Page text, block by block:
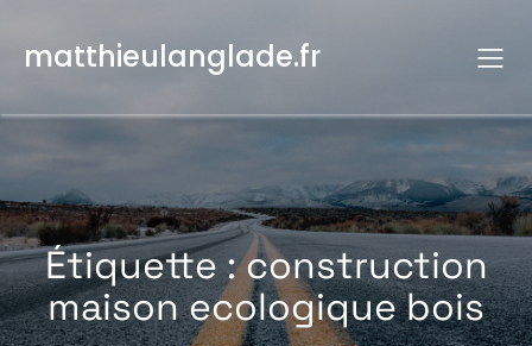
contenu
matthieulanglade.fr
Étiquette :construction
maison ecologique bois